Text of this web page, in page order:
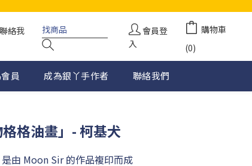
聯絡我
會員登
入
購物車
(0)
員 成為銀丫手作者 聯絡我們
格油畫」- 柯基犬
是由 Moon Sir 的作品複印而成